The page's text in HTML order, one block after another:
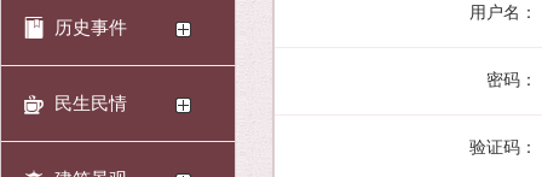
历史事件
民生民情
用户名：
密码：
验证码：